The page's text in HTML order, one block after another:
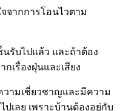
จากการโอนไวตาม
รับไปแล้ว และถ้าต้อง
เรื่องฝุ่นและเสียง
วามเชี่ยวชาญและมีความ
เลย เพราะบ้านต้องอยู่กับ